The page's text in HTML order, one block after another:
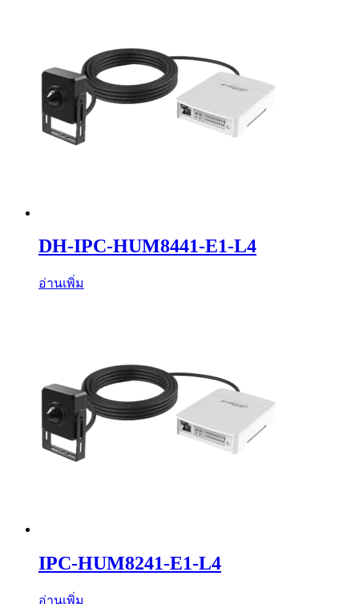
DH-IPC-HUM8441-E1-L4
อ่านเพิ่ม
IPC-HUM8241-E1-L4
อ่านเพิ่ม